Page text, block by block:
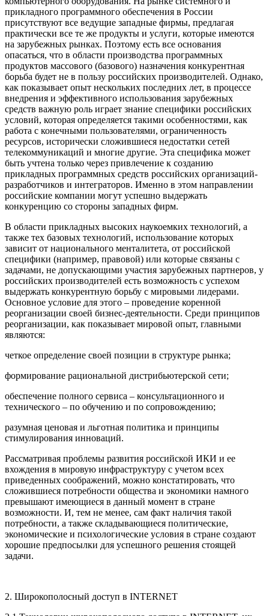
прикладного программного обеспечения в России
присутствуют все ведущие западные фирмы, предлагая
практически все те же продукты и услуги, которые имеются
на зарубежных рынках. Поэтому есть все основания
опасаться, что в области производства программных
продуктов массового (базового) назначения конкурентная
борьба будет не в пользу российских производителей. Однако,
как показывает опыт нескольких последних лет, в процессе
внедрения и эффективного использования зарубежных
средств важную роль играет знание специфики российских
условий, которая определяется такими особенностями, как
работа с конечными пользователями, ограниченность
ресурсов, исторически сложившиеся недостатки сетей
телекоммуникаций и многие другие. Эта специфика может
быть учтена только через привлечение к созданию
прикладных программных средств российских организаций-
разработчиков и интеграторов. Именно в этом направлении
российские компании могут успешно выдержать
конкуренцию со стороны западных фирм.
В области прикладных высоких наукоемких технологий, а
также тех базовых технологий, использование которых
зависит от национального менталитета, от российской
специфики (например, правовой) или которые связаны с
задачами, не допускающими участия зарубежных партнеров, у
российских производителей есть возможность с успехом
выдержать конкурентную борьбу с мировыми лидерами.
Основное условие для этого – проведение коренной
реорганизации своей бизнес-деятельности. Среди принципов
реорганизации, как показывает мировой опыт, главными
являются:
четкое определение своей позиции в структуре рынка;
формирование рациональной дистрибьютерской сети;
обеспечение полного сервиса – консультационного и
технического – по обучению и по сопровождению;
разумная ценовая и льготная политика и принципы
стимулирования инноваций.
Рассматривая проблемы развития российской ИКИ и ее
вхождения в мировую инфраструктуру с учетом всех
приведенных соображений, можно констатировать, что
сложившиеся потребности общества и экономики намного
превышают имеющиеся в данный момент в стране
возможности. И, тем не менее, сам факт наличия такой
потребности, а также складывающиеся политические,
экономические и психологические условия в стране создают
хорошие предпосылки для успешного решения стоящей
задачи.
2. Широкополосный доступ в INTERNET